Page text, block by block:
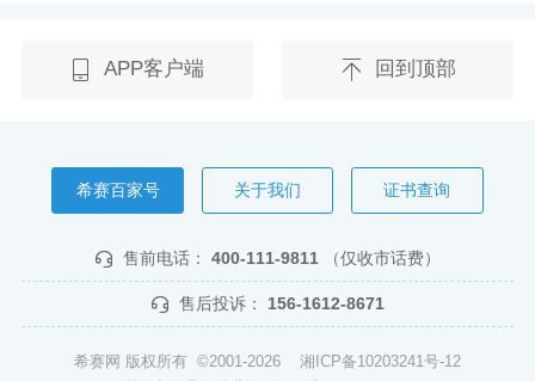
APP客户端 回到顶部
希赛百家号 关于我们 证书查询
售前电话： 400-111-9811 （仅收市话费）
售后投诉： 156-1612-8671
希赛网 版权所有 ©2001-2026 湘ICP备10203241号-12